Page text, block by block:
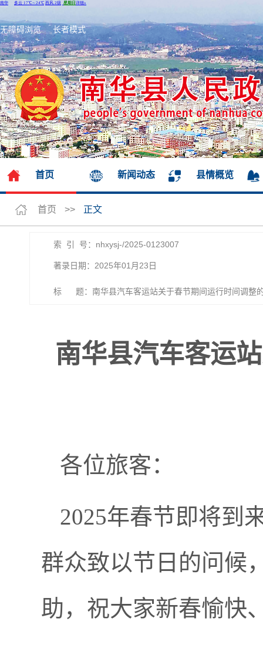
无障碍浏览 长者模式
首页 新闻动态 县情概览
首页 >> 正文
索 引 号：nhxysj-/2025-0123007
著录日期：2025年01月23日
标 题：南华县汽车客运站关于春节期间运行时间调整
南华县汽车客运
各位旅客：
2025年春节即将到
群众致以节日的问候
助，祝大家新春愉快